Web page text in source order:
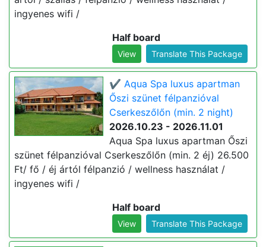
ingyenes wifi /
Half board
View Translate This Package
✔️ Aqua Spa luxus apartman
Őszi szünet félpanzióval
Cserkeszőlőn (min. 2 night)
2026.10.23 - 2026.11.01
Aqua Spa luxus apartman Őszi
szünet félpanzióval Cserkeszőlőn (min. 2 éj) 26.500
Ft/ fő / éj ártól félpanzió / wellness használat /
ingyenes wifi /
Half board
View Translate This Package